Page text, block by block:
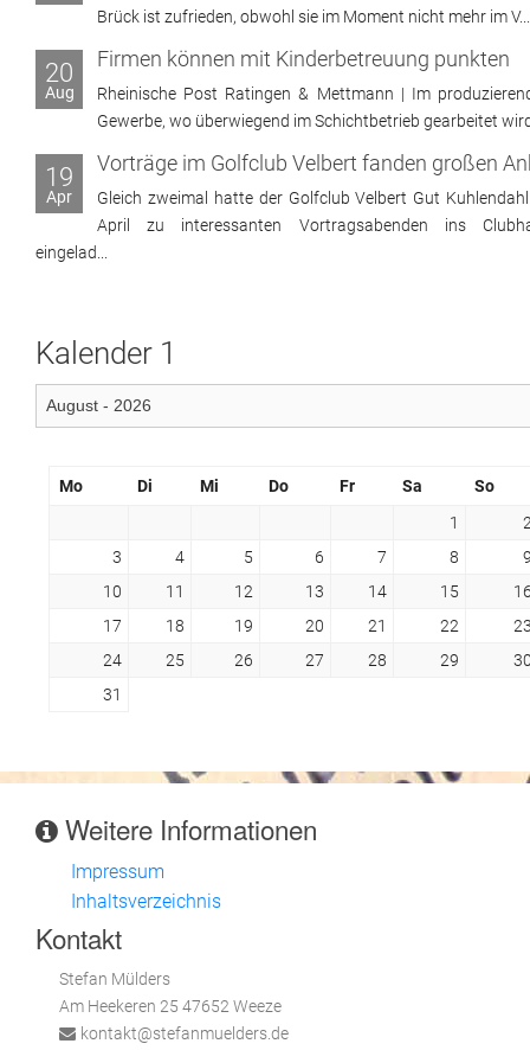
Brück ist zufrieden, obwohl sie im Moment nicht mehr im V...
20
Aug
Firmen können mit Kinderbetreuung punkten
Rheinische Post Ratingen & Mettmann | Im
Gewerbe, wo überwiegend im Schichtbetrieb gearbeitet
19
Apr
Gleich zweimal hatte der Golfclub Velbert Gut
April zu interessanten Vortragsabenden ins
eingelad...
Kalender 1
Mo Di Mi Do Fr Sa
So
1
3
4 5 6 7 8
10
11 12 13 14 15
17
18 19 20 21 22
24
25 26 27 28 29
31
Weitere Informationen
Impressum
Inhaltsverzeichnis
Kontakt
Stefan Mülders
Am Heekeren 25 47652 Weeze
kontakt@stefanmuelders.de